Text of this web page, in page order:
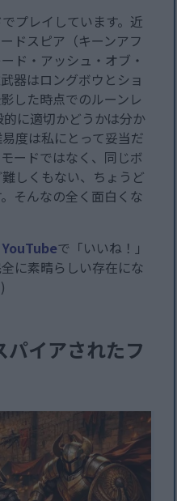
プレイしています。近
ドスピア（キーンアフ
ド・アッシュ・オブ・
器はロングボウとショ
した時点でのルーンレ
に適切かどうかは分か
度は私にとって妥当だ
ードではなく、同じボ
しくもない、ちょうど
そんなの全く面白くな
YouTubeで「いいね！」
に素晴らしい存在にな
パイアされたフ